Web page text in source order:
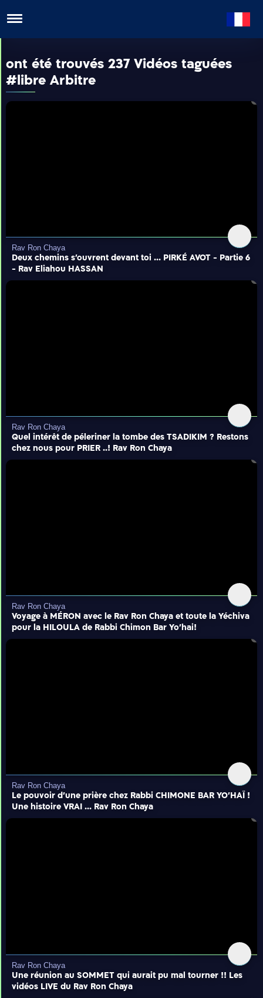
Rabbanim
ont été trouvés 237 Vidéos taguées
#libre Arbitre
Rav Ron Chaya
Deux chemins s'ouvrent devant toi ... PIRKÉ AVOT - Partie 6
- Rav Eliahou HASSAN
Rav Ron Chaya
Quel intérêt de péleriner la tombe des TSADIKIM ? Restons
chez nous pour PRIER ..! Rav Ron Chaya
Rav Ron Chaya
Voyage à MÉRON avec le Rav Ron Chaya et toute la Yéchiva
pour la HILOULA de Rabbi Chimon Bar Yo'hai!
Rav Ron Chaya
Le pouvoir d'une prière chez Rabbi CHIMONE BAR YO'HAÏ !
Une histoire VRAI ... Rav Ron Chaya
Rav Ron Chaya
Une réunion au SOMMET qui aurait pu mal tourner !! Les
vidéos LIVE du Rav Ron Chaya